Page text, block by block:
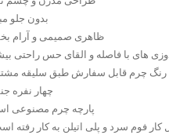
بدون جلو
ظاهری صمیمی و آرام
های با فاصله و القای حس راحتی
رنگ چرم قابل سفارش طبق سلیقه
چهار نفره
پارچه چرم مصنوعی
کار فوم سرد و پلی اتیلن به کار رفته